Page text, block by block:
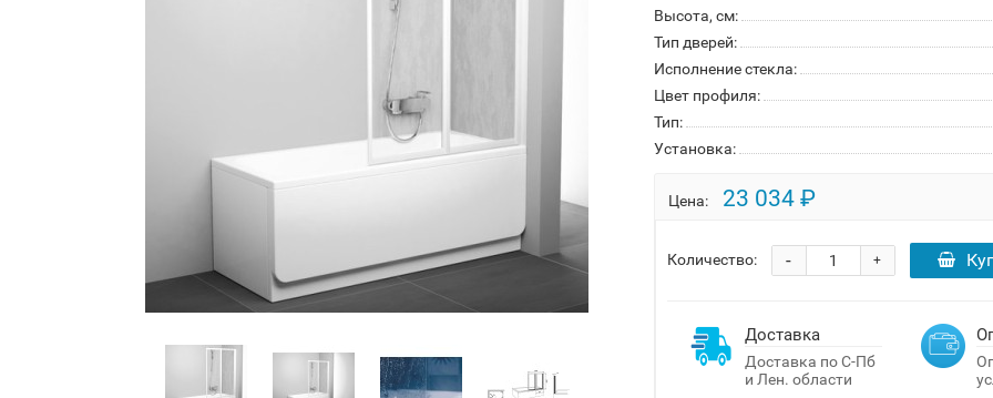
Высота, см:
Тип дверей:
Исполнение стекла:
Цвет профиля:
Тип:
Установка:
Цена: 23 034 ₽
Количество: +
-
Доставка
Доставка по С-Пб
и Лен. области